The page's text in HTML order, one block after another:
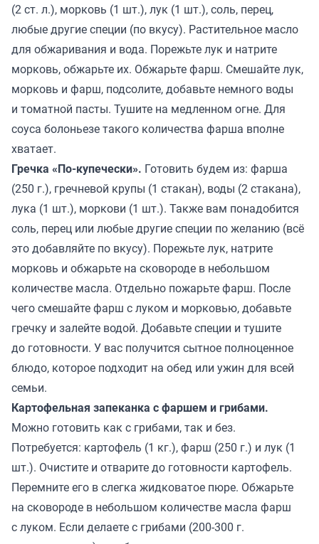
(2 ст. л.), морковь (1 шт.), лук (1 шт.), соль, перец,
любые другие специи (по вкусу). Растительное масло
для обжаривания и вода. Порежьте лук и натрите
морковь, обжарьте их. Обжарьте фарш. Смешайте лук,
морковь и фарш, подсолите, добавьте немного воды
и томатной пасты. Тушите на медленном огне. Для
соуса болоньезе такого количества фарша вполне
хватает.
Гречка «По-купечески». Готовить будем из: фарша
(250 г.), гречневой крупы (1 стакан), воды (2 стакана),
лука (1 шт.), моркови (1 шт.). Также вам понадобится
соль, перец или любые другие специи по желанию (всё
это добавляйте по вкусу). Порежьте лук, натрите
морковь и обжарьте на сковороде в небольшом
количестве масла. Отдельно пожарьте фарш. После
чего смешайте фарш с луком и морковью, добавьте
гречку и залейте водой. Добавьте специи и тушите
до готовности. У вас получится сытное полноценное
блюдо, которое подходит на обед или ужин для всей
семьи.
Картофельная запеканка с фаршем и грибами.
Можно готовить как с грибами, так и без.
Потребуется: картофель (1 кг.), фарш (250 г.) и лук (1
шт.). Очистите и отварите до готовности картофель.
Перемните его в слегка жидковатое пюре. Обжарьте
на сковороде в небольшом количестве масла фарш
с луком. Если делаете с грибами (200-300 г.